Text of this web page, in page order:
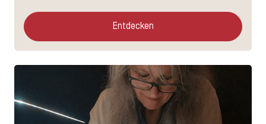
Entdecken